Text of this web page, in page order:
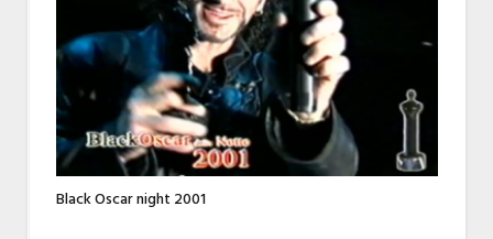
Black Oscar night 2001